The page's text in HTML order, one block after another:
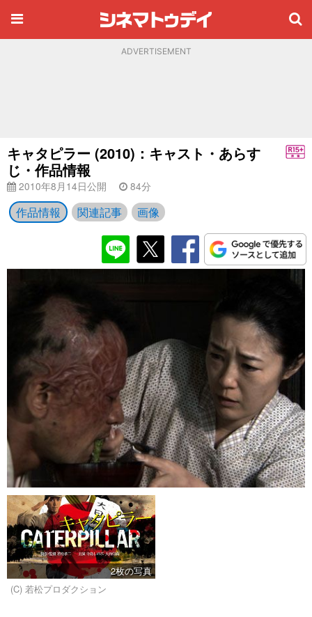
ADVERTISEMENT
キャタピラー (2010)：キャスト・あらす
じ・作品情報
2010年8月14日公開 84分
作品情報 関連記事 画像
2枚の写真
(C) 若松プロダクション